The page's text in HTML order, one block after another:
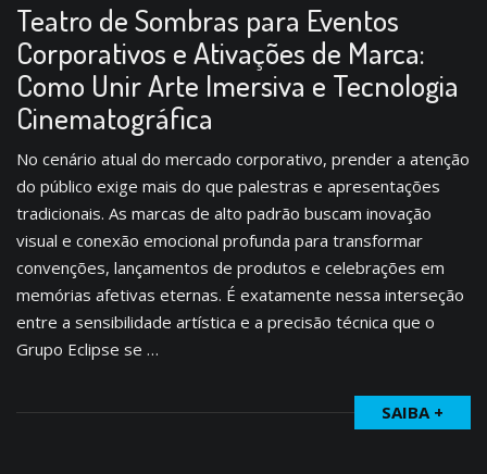
Teatro de Sombras para Eventos
Corporativos e Ativações de Marca:
Como Unir Arte Imersiva e Tecnologia
Cinematográfica
No cenário atual do mercado corporativo, prender a atenção
do público exige mais do que palestras e apresentações
tradicionais. As marcas de alto padrão buscam inovação
visual e conexão emocional profunda para transformar
convenções, lançamentos de produtos e celebrações em
memórias afetivas eternas. É exatamente nessa interseção
entre a sensibilidade artística e a precisão técnica que o
Grupo Eclipse se …
SAIBA +